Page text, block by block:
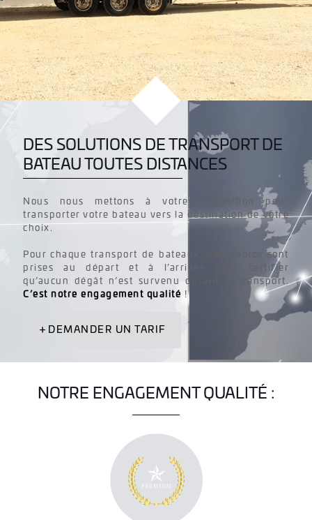
DES SOLUTIONS DE TRANSPORT DE
BATEAU TOUTES DISTANCES
Nous nous mettons à votre disposition pour
transporter votre bateau vers la destination de votre
choix.
Pour chaque transport de bateaux, des photos sont
prises au départ et à l’arrivée pour certifier
qu’aucun dégât n’est survenu durant le transport.
C’est notre engagement qualité !
DEMANDER UN TARIF
NOTRE ENGAGEMENT QUALITÉ :